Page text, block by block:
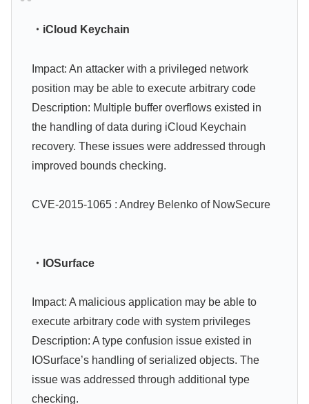
・iCloud Keychain
Impact: An attacker with a privileged network
position may be able to execute arbitrary code
Description: Multiple buffer overflows existed in
the handling of data during iCloud Keychain
recovery. These issues were addressed through
improved bounds checking.
CVE-2015-1065 : Andrey Belenko of NowSecure
・IOSurface
Impact: A malicious application may be able to
execute arbitrary code with system privileges
Description: A type confusion issue existed in
IOSurface’s handling of serialized objects. The
issue was addressed through additional type
checking.